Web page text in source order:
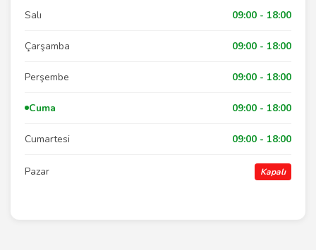
Salı 09:00 - 18:00
Çarşamba 09:00 - 18:00
Perşembe 09:00 - 18:00
Cuma 09:00 - 18:00
Cumartesi 09:00 - 18:00
Pazar Kapalı